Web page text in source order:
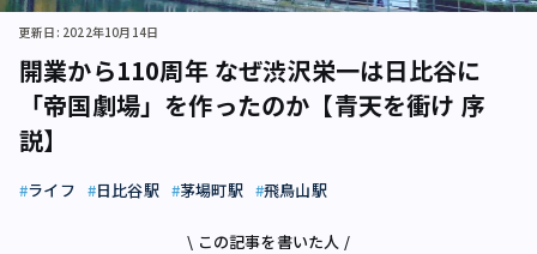
開業から110周年 なぜ渋沢栄一は日比谷に
「帝国劇場」を作ったのか【青天を衝け 序
説】
更新日: 2022年10月14日
ライフ 日比谷駅 茅場町駅 飛鳥山駅
\ この記事を書いた人 /